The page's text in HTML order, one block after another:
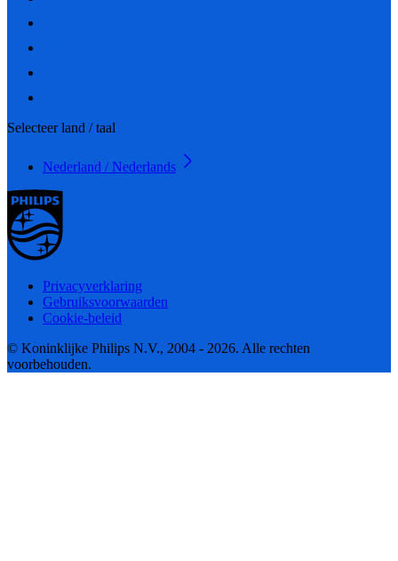
Selecteer land / taal
Nederland / Nederlands
Privacyverklaring
Gebruiksvoorwaarden
Cookie-beleid
© Koninklijke Philips N.V., 2004 - 2026. Alle rechten
voorbehouden.